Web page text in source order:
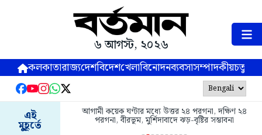
৬ আগস্ট, ২০২৬
কলকাতারাজ্যদেশবিদেশখেলাবিনোদনব্যবসাসম্পাদকীয়
এই
মুহূর্তে
আগামী কয়েক ঘণ্টার মধ্যে উত্তর ২৪ পরগনা, দক্ষিণ ২৪
পরগনা, বীরভূম, মুর্শিদাবাদে ঝড়-বৃষ্টির সম্ভাবনা